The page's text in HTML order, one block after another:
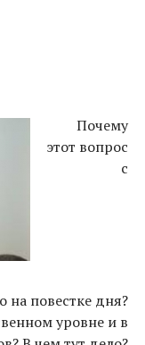
Почему
этот вопрос
с
повестке дня?
уровне и в